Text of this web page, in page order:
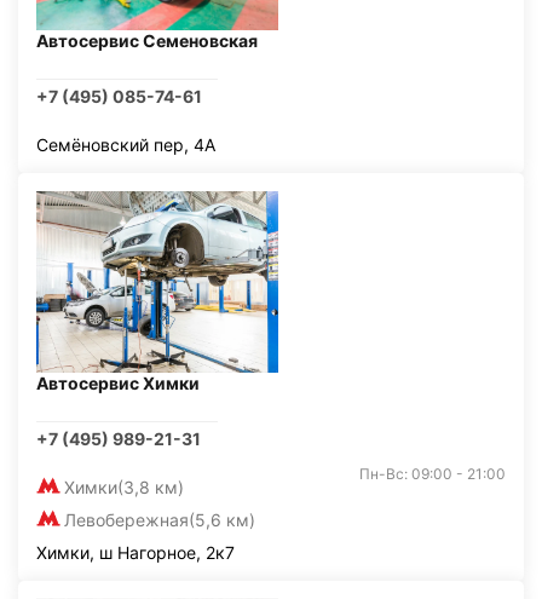
Автосервис Семеновская
+7 (495) 085-74-61
Семёновский пер, 4А
Автосервис Химки
+7 (495) 989-21-31
Химки(3,8 км)
Левобережная(5,6 км)
Пн-Вс: 09:00 - 21:00
Химки, ш Нагорное, 2к7